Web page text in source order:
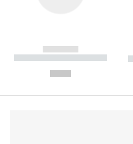
------------
----------- ----------- --------